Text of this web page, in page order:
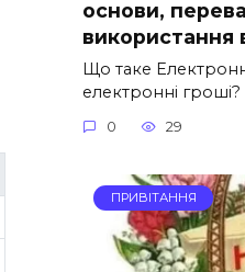
основи,
використання
Що таке
електронні гроші?
0 29
ПРИВІТАННЯ